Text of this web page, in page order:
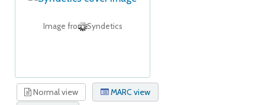
Image from Syndetics
Normal view
MARC view